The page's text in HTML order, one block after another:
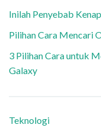
Inilah Penyebab
Pilihan Cara Mencari
3 Pilihan Cara untuk
Galaxy
Teknologi